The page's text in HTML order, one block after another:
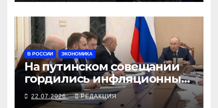
В РОССИИ ЭКОНОМИКА
На путинском совещании
гордились инфляционным
разгоном
22.07.2026 РЕДАКЦИЯ